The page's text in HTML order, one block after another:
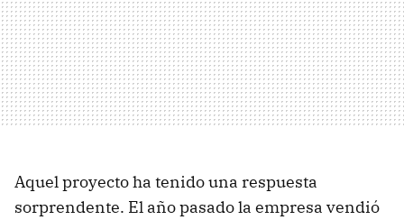
Aquel proyecto ha tenido una respuesta
sorprendente. El año pasado la empresa vendió